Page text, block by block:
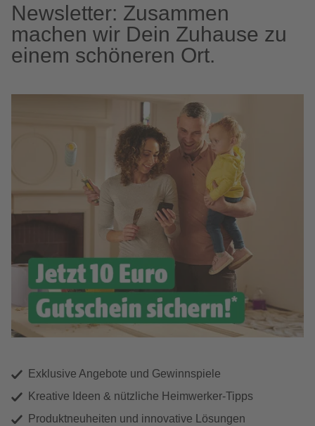
Newsletter: Zusammen
machen wir Dein Zuhause zu
einem schöneren Ort.
Exklusive Angebote und Gewinnspiele
Kreative Ideen & nützliche Heimwerker-Tipps
Produktneuheiten und innovative Lösungen